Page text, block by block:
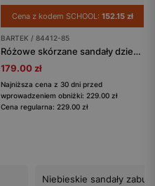
Cena z kodem SCHOOL: 152.15 zł
BARTEK / 84412-85
Różowe skórzane sandały dziewczęce BARTEK ze złotymi akcentami 84412-85
179.00 zł
Najniższa cena z 30 dni przed
wprowadzeniem obniżki: 229.00 zł
Cena regularna: 229.00 zł
Niebieskie sandały